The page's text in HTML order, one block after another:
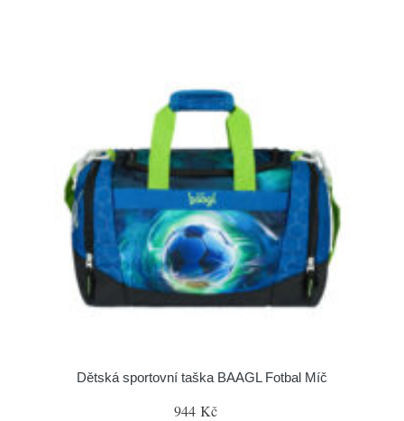
Dětská sportovní taška BAAGL Fotbal Míč
944 Kč